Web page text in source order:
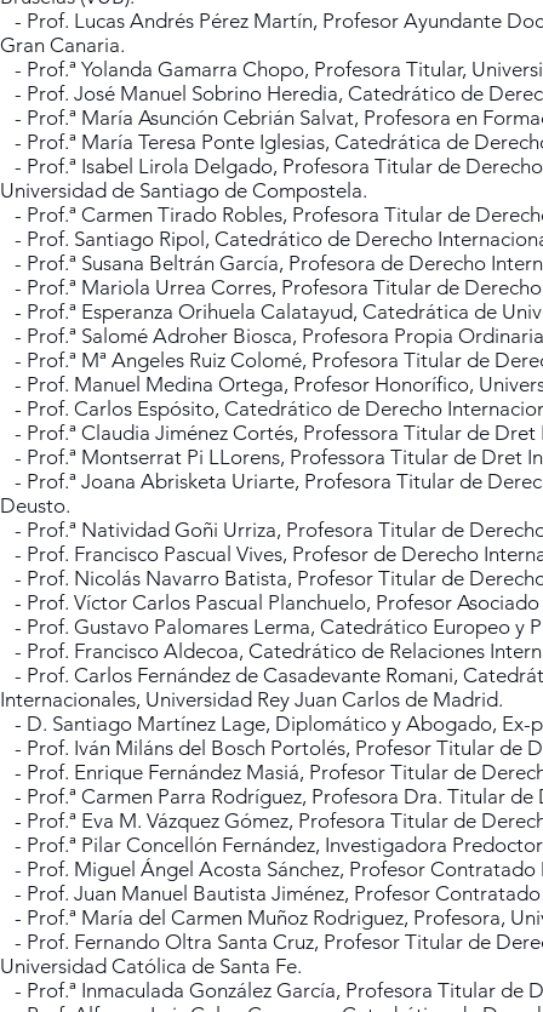
- Prof. Lucas Andrés Pérez Martín, Profesor Ayundante
Gran Canaria.
- Prof.ª Yolanda Gamarra Chopo, Profesora Titular,
- Prof. José Manuel Sobrino Heredia, Catedrático de
- Prof.ª María Asunción Cebrián Salvat, Profesora en
- Prof.ª María Teresa Ponte Iglesias, Catedrática de
- Prof.ª Isabel Lirola Delgado, Profesora Titular de
Universidad de Santiago de Compostela.
- Prof.ª Carmen Tirado Robles, Profesora Titular de
- Prof. Santiago Ripol, Catedrático de Derecho
- Prof.ª Susana Beltrán García, Profesora de Derecho
- Prof.ª Mariola Urrea Corres, Profesora Titular de
- Prof.ª Esperanza Orihuela Calatayud, Catedrática de
- Prof.ª Salomé Adroher Biosca, Profesora Propia
- Prof.ª Mª Angeles Ruiz Colomé, Profesora Titular de
- Prof. Manuel Medina Ortega, Profesor Honorífico,
- Prof. Carlos Espósito, Catedrático de Derecho
- Prof.ª Claudia Jiménez Cortés, Professora Titular de
- Prof.ª Montserrat Pi LLorens, Professora Titular de Dret
- Prof.ª Joana Abrisketa Uriarte, Profesora Titular de
Deusto.
- Prof.ª Natividad Goñi Urriza, Profesora Titular de
- Prof. Francisco Pascual Vives, Profesor de Derecho
- Prof. Nicolás Navarro Batista, Profesor Titular de
- Prof. Víctor Carlos Pascual Planchuelo, Profesor
- Prof. Gustavo Palomares Lerma, Catedrático Europeo y
- Prof. Francisco Aldecoa, Catedrático de Relaciones
- Prof. Carlos Fernández de Casadevante Romani,
Internacionales, Universidad Rey Juan Carlos de Madrid.
- D. Santiago Martínez Lage, Diplomático y Abogado, Ex-
- Prof. Iván Miláns del Bosch Portolés, Profesor Titular de
- Prof. Enrique Fernández Masiá, Profesor Titular de
- Prof.ª Carmen Parra Rodríguez, Profesora Dra. Titular
- Prof.ª Eva M. Vázquez Gómez, Profesora Titular de
- Prof.ª Pilar Concellón Fernández, Investigadora
- Prof. Miguel Ángel Acosta Sánchez, Profesor
- Prof. Juan Manuel Bautista Jiménez, Profesor
- Prof.ª María del Carmen Muñoz Rodriguez, Profesora,
- Prof. Fernando Oltra Santa Cruz, Profesor Titular de
Universidad Católica de Santa Fe.
- Prof.ª Inmaculada González García, Profesora Titular de